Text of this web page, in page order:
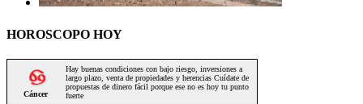
HOROSCOPO HOY